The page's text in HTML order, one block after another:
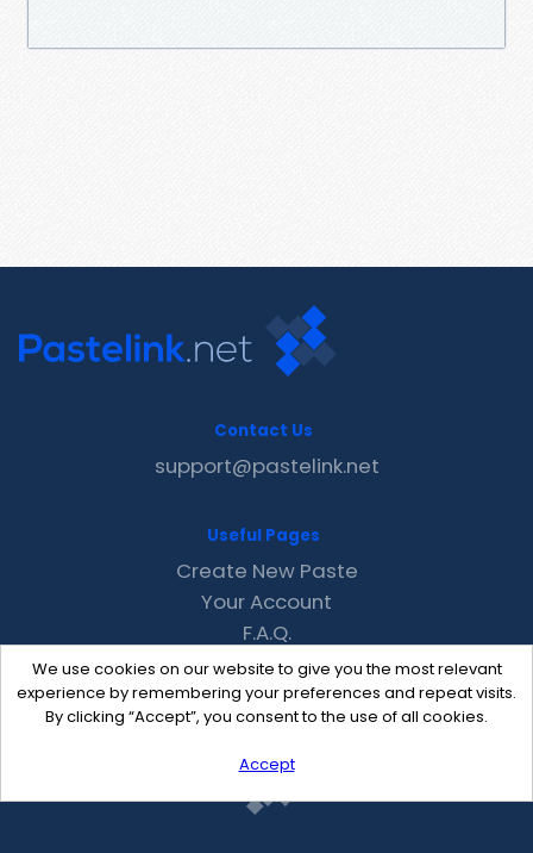
We use cookies on our website to give you the most relevant
experience by remembering your preferences and repeat visits.
By clicking “Accept”, you consent to the use of all cookies.
Accept
Contact Us
support@pastelink.net
Useful Pages
Create New Paste
Your Account
F.A.Q.
Recent
Contact